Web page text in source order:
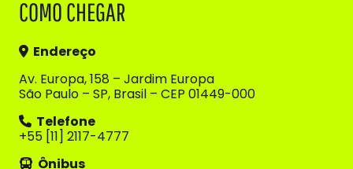
COMO CHEGAR
Endereço
Av. Europa, 158 – Jardim Europa
São Paulo – SP, Brasil – CEP 01449-000
Telefone
+55 [11] 2117-4777
Ônibus